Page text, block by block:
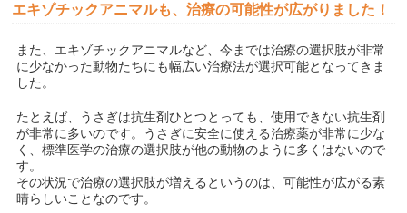
エキゾチックアニマルも、治療の可能性が広がりました！
また、エキゾチックアニマルなど、今までは治療の選択肢が非常
に少なかった動物たちにも幅広い治療法が選択可能となってきま
した。
たとえば、うさぎは抗生剤ひとつとっても、使用できない抗生剤
が非常に多いのです。うさぎに安全に使える治療薬が非常に少な
く、標準医学の治療の選択肢が他の動物のように多くはないので
す。
その状況で治療の選択肢が増えるというのは、可能性が広がる素
晴らしいことなのです。